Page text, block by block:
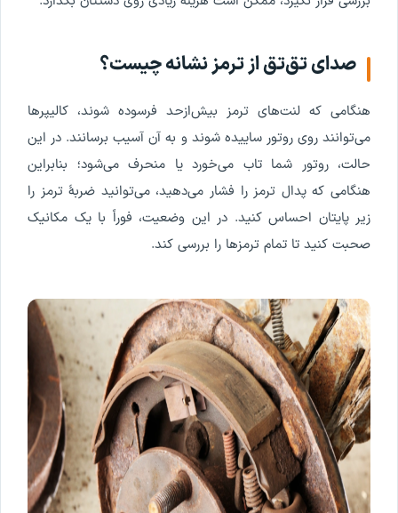
صدای تق‌تق از ترمز نشانه چیست؟
هنگامی که لنت‌های ترمز بیش‌ازحد فرسوده شوند، کالیپرها
می‌توانند روی روتور ساییده شوند و به آن آسیب برسانند. در این
حالت، روتور شما تاب می‌خورد یا منحرف می‌شود؛ بنابراین
هنگامی که پدال ترمز را فشار می‌دهید، می‌توانید ضربۀ ترمز را
زیر پایتان احساس کنید. در این وضعیت، فوراً با یک مکانیک
صحبت کنید تا تمام ترمزها را بررسی کند.